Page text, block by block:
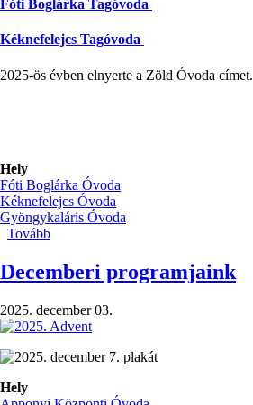
Fóti Boglárka Tagóvoda
Kéknefelejcs Tagóvoda
2025-ös évben elnyerte a Zöld Óvoda címet.
Hely
Fóti Boglárka Óvoda
Kéknefelejcs Óvoda
Gyöngykaláris Óvoda
Tovább
Óvoda
címeket
Decemberi programjaink
2025. december 03.
Hely